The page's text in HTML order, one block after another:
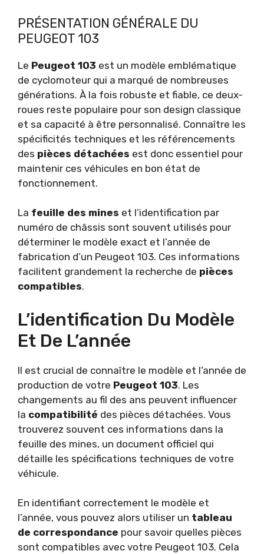
PRÉSENTATION GÉNÉRALE DU
PEUGEOT 103
Le Peugeot 103 est un modèle emblématique
de cyclomoteur qui a marqué de nombreuses
générations. À la fois robuste et fiable, ce deux-
roues reste populaire pour son design classique
et sa capacité à être personnalisé. Connaître les
spécificités techniques et les référencements
des pièces détachées est donc essentiel pour
maintenir ces véhicules en bon état de
fonctionnement.
La feuille des mines et l’identification par
numéro de châssis sont souvent utilisés pour
déterminer le modèle exact et l’année de
fabrication d’un Peugeot 103. Ces informations
facilitent grandement la recherche de pièces
compatibles.
L’identification Du Modèle
Et De L’année
Il est crucial de connaître le modèle et l’année de
production de votre Peugeot 103. Les
changements au fil des ans peuvent influencer
la compatibilité des pièces détachées. Vous
trouverez souvent ces informations dans la
feuille des mines, un document officiel qui
détaille les spécifications techniques de votre
véhicule.
En identifiant correctement le modèle et
l’année, vous pouvez alors utiliser un tableau
de correspondance pour savoir quelles pièces
sont compatibles avec votre Peugeot 103. Cela